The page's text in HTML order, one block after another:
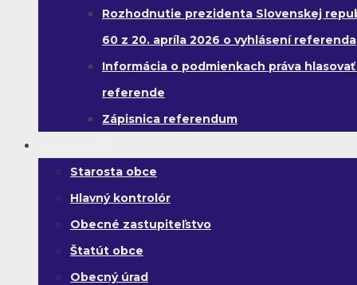
Rozhodnutie prezidenta Slovenskej
60 z 20. apríla 2026 o vyhlásení referenda
Informácia o podmienkach práva hlasovať
referende
Zápisnica referendum
Starosta obce
Hlavný kontrolór
Obecné zastupiteľstvo
Štatút obce
Obecný úrad